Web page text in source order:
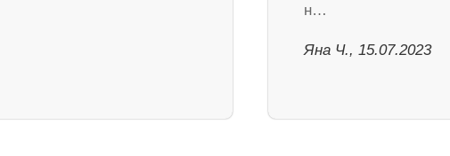
н…
Яна Ч., 15.07.2023